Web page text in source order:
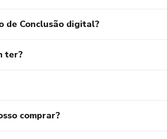
de Conclusão digital?
ter?
comprar?